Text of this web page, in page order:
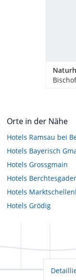
Orte in der Nähe
Hotels Ramsau bei
Hotels Bayerisch
Hotels Grossgmain
Hotels
Hotels
Hotels Grödig